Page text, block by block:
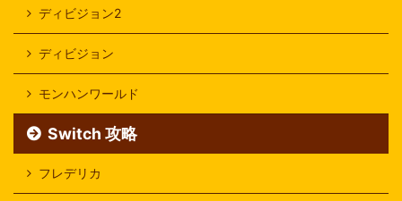
ディビジョン2
ディビジョン
モンハンワールド
Switch 攻略
フレデリカ